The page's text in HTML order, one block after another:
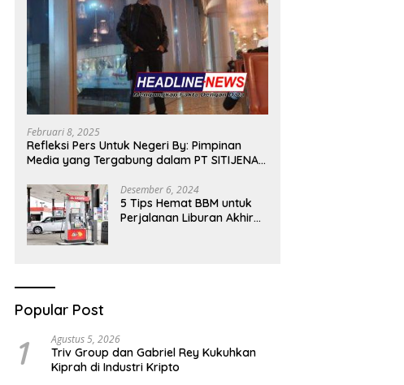
Februari 8, 2025
Refleksi Pers Untuk Negeri By: Pimpinan
Media yang Tergabung dalam PT SITIJENAR
Desember 6, 2024
5 Tips Hemat BBM untuk
Perjalanan Liburan Akhir
Popular Post
1 Agustus 5, 2026
Triv Group dan Gabriel Rey Kukuhkan
Kiprah di Industri Kripto